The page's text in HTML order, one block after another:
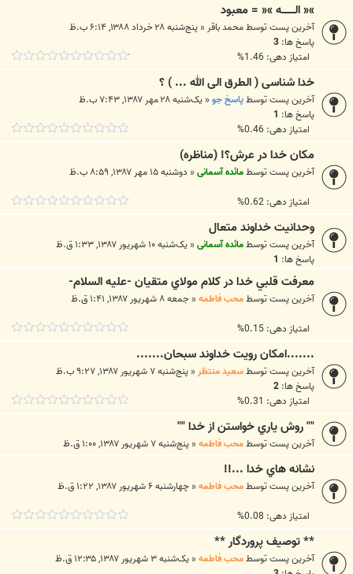
»« الــــــــه »« = معبود
آخرین پست توسطمحمد باقر« پنج‌شنبه ۲۸ خرداد ۱۳۸۸, ۶:۱۴ ب.ظ
پاسخ ها: 3
امتیاز دهی: 1.46%
خدا شناسی ( الطرق الی الله ... ) ؟
آخرین پست توسطپاسخ جو« یک‌شنبه ۲۸ مهر ۱۳۸۷, ۷:۴۳ ب.ظ
پاسخ ها: 1
امتیاز دهی: 0.46%
مكان خدا در عرش؟! (مناظره)
آخرین پست توسطمائده آسمانی« دوشنبه ۱۵ مهر ۱۳۸۷, ۸:۵۹ ب.ظ
امتیاز دهی: 0.62%
وحدانیت خداوند متعال
آخرین پست توسطمائده آسمانی« یک‌شنبه ۱۰ شهریور ۱۳۸۷, ۱:۳۳ ق.ظ
پاسخ ها: 1
معرفت قلبي خدا در كلام مولاي متقيان -عليه السلام-
آخرین پست توسطمحب فاطمه« جمعه ۸ شهریور ۱۳۸۷, ۱:۴۱ ق.ظ
امتیاز دهی: 0.15%
.......امکان رويت خداوند سبحان.......
آخرین پست توسطسعید منتظر« پنج‌شنبه ۷ شهریور ۱۳۸۷, ۹:۲۷ ب.ظ
پاسخ ها: 2
امتیاز دهی: 0.31%
"" روش ياري خواستن از خدا ""
آخرین پست توسطمحب فاطمه« پنج‌شنبه ۷ شهریور ۱۳۸۷, ۱:۰۰ ق.ظ
نشانه هاي خدا ...!!
آخرین پست توسطمحب فاطمه« چهارشنبه ۶ شهریور ۱۳۸۷, ۱:۲۲ ق.ظ
امتیاز دهی: 0.08%
** توصيف پروردگار **
آخرین پست توسطمحب فاطمه« یک‌شنبه ۳ شهریور ۱۳۸۷, ۱۲:۳۵ ق.ظ